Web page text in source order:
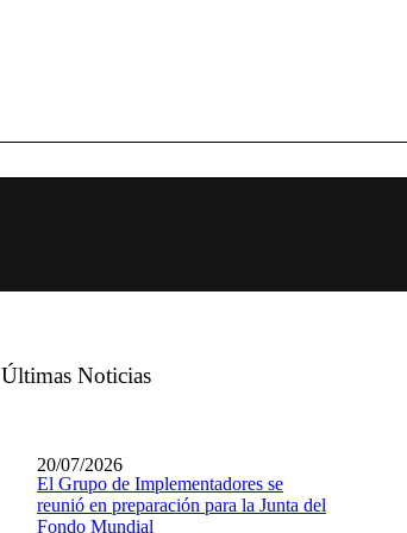
Últimas Noticias
El Grupo de Implementadores se
reunió en preparación para la Junta del
Fondo Mundial
20/07/2026